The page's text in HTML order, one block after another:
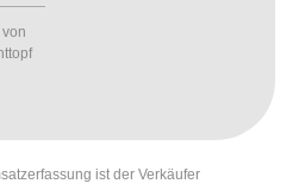
ist der Verkäufer